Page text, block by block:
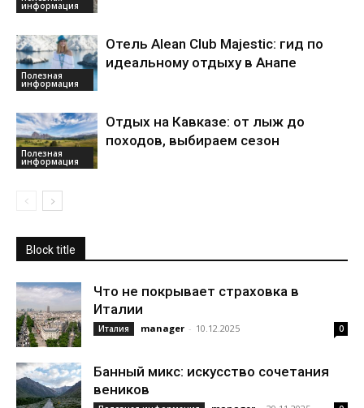
информация
Полезная
информация
Отель Alean Club Majestic: гид по
идеальному отдыху в Анапе
Полезная
информация
Отдых на Кавказе: от лыж до
походов, выбираем сезон
Block title
Что не покрывает страховка в
Италии
Италия manager - 10.12.2025 0
Банный микс: искусство сочетания
веников